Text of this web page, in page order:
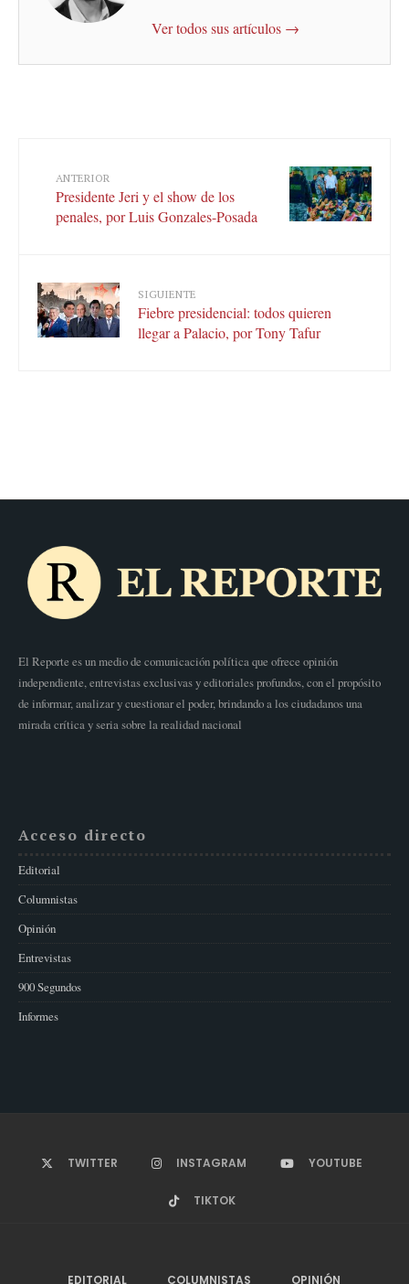
Ver todos sus artículos →
ANTERIOR
Presidente Jeri y el show de los
penales, por Luis Gonzales-Posada
SIGUIENTE
Fiebre presidencial: todos quieren
llegar a Palacio, por Tony Tafur
El Reporte es un medio de comunicación política que ofrece opinión
independiente, entrevistas exclusivas y editoriales profundos, con el propósito
de informar, analizar y cuestionar el poder, brindando a los ciudadanos una
mirada crítica y seria sobre la realidad nacional
Acceso directo
Editorial
Columnistas
Opinión
Entrevistas
900 Segundos
Informes
TWITTER INSTAGRAM YOUTUBE
TIKTOK
EDITORIAL COLUMNISTAS OPINIÓN